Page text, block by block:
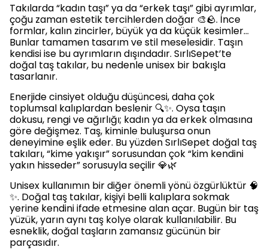
Takılarda “kadın taşı” ya da “erkek taşı” gibi ayrımlar,
çoğu zaman estetik tercihlerden doğar 🎨🪨. İnce
formlar, kalın zincirler, büyük ya da küçük kesimler…
Bunlar tamamen tasarım ve stil meselesidir. Taşın
kendisi ise bu ayrımların dışındadır. SırlıSepet’te
doğal taş takılar, bu nedenle unisex bir bakışla
tasarlanır.
Enerjide cinsiyet olduğu düşüncesi, daha çok
toplumsal kalıplardan beslenir 🔍✨. Oysa taşın
dokusu, rengi ve ağırlığı; kadın ya da erkek olmasına
göre değişmez. Taş, kiminle buluşursa onun
deneyimine eşlik eder. Bu yüzden SırlıSepet doğal taş
takıları, “kime yakışır” sorusundan çok “kim kendini
yakın hisseder” sorusuyla seçilir 💎🌿
Unisex kullanımın bir diğer önemli yönü özgürlüktür 🧠
✨. Doğal taş takılar, kişiyi belli kalıplara sokmak
yerine kendini ifade etmesine alan açar. Bugün bir taş
yüzük, yarın aynı taş kolye olarak kullanılabilir. Bu
esneklik, doğal taşların zamansız gücünün bir
parçasıdır.